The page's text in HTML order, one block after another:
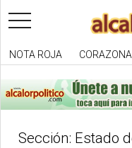
toggle
navigation
NOTA ROJA
Sección: Estado